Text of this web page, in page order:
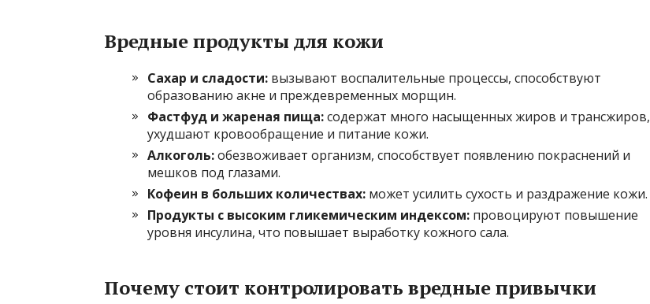
Вредные продукты для кожи
Сахар и сладости: вызывают воспалительные процессы, способствуют
образованию акне и преждевременных морщин.
Фастфуд и жареная пища:содержат много насыщенных жиров и трансжиров,
ухудшают кровообращение и питание кожи.
Алкоголь:обезвоживает организм, способствует появлению покраснений и
мешков под глазами.
Кофеин в больших количествах: может усилить сухость и раздражение кожи.
Продукты с высоким гликемическим индексом: провоцируют повышение
уровня инсулина, что повышает выработку кожного сала.
Почему стоит контролировать вредные привычки